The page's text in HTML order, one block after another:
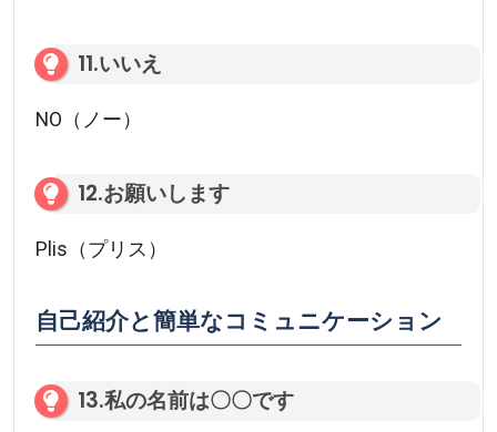
11.いいえ
NO（ノー）
12.お願いします
Plis（プリス）
自己紹介と簡単なコミュニケーション
13.私の名前は〇〇です